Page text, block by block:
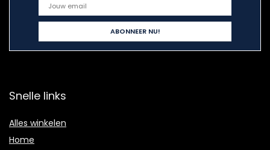
Snelle links
Alles winkelen
Home